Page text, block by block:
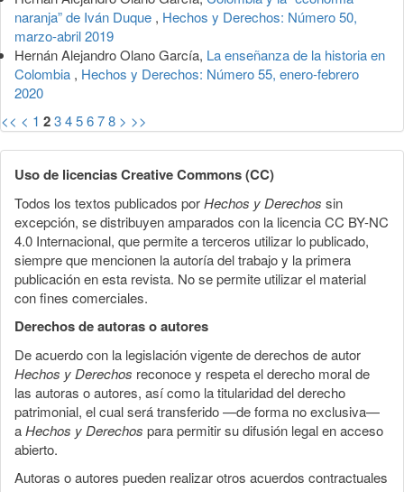
naranja” de Iván Duque , Hechos y Derechos: Número 50,
marzo-abril 2019
Hernán Alejandro Olano García, La enseñanza de la historia en
Colombia , Hechos y Derechos: Número 55, enero-febrero
2020
<< < 1 2345678 > >>
Uso de licencias Creative Commons (CC)
Todos los textos publicados porHechos y Derechos sin
excepción, se distribuyen amparados con la licencia CC BY-NC
4.0 Internacional, que permite a terceros utilizar lo publicado,
siempre que mencionen la autoría del trabajo y la primera
publicación en esta revista. No se permite utilizar el material
con fines comerciales.
Derechos de autoras o autores
De acuerdo con la legislación vigente de derechos de autor
Hechos y Derechos reconoce y respeta el derecho moral de
las autoras o autores, así como la titularidad del derecho
patrimonial, el cual será transferido —de forma no exclusiva—
aHechos y Derechos para permitir su difusión legal en acceso
abierto.
Autoras o autores pueden realizar otros acuerdos contractuales